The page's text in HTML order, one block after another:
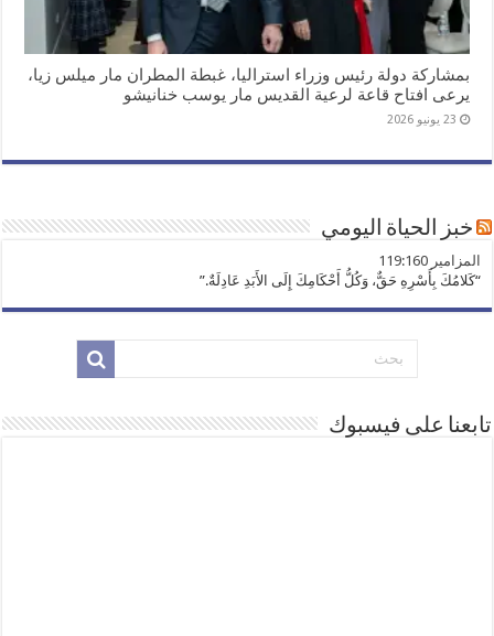
بمشاركة دولة رئيس وزراء استراليا، غبطة المطران مار ميلس زيا،
يرعى افتاح قاعة لرعية القديس مار يوسب خنانيشو
23 يونيو 2026
خبز الحياة اليومي
ﺍﻟﻤﺰﺍﻣﻴﺮ 119:160
“كَلامُكَ بِأَسْرِهِ حَقٌّ، وَكُلُّ أَحْكَامِكَ إِلَى الأَبَدِ عَادِلَةٌ.”
تابعنا على فيسبوك